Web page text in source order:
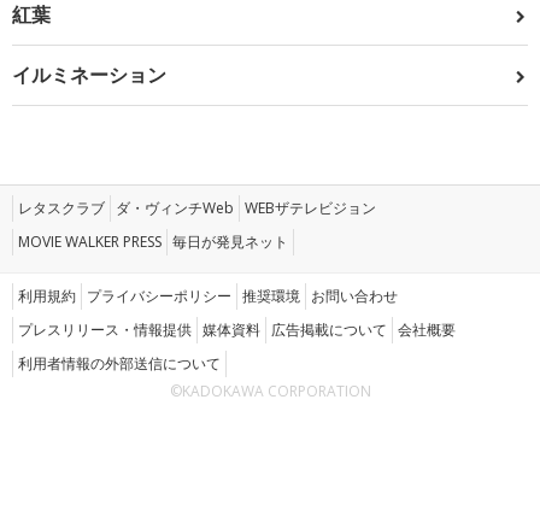
紅葉
イルミネーション
レタスクラブ ダ・ヴィンチWeb WEBザテレビジョン
MOVIE WALKER PRESS 毎日が発見ネット
利用規約 プライバシーポリシー 推奨環境 お問い合わせ
プレスリリース・情報提供 媒体資料 広告掲載について 会社概要
利用者情報の外部送信について
©KADOKAWA CORPORATION